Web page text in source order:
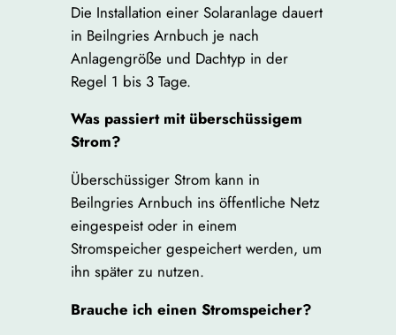
Die Installation einer Solaranlage dauert
in Beilngries Arnbuch je nach
Anlagengröße und Dachtyp in der
Regel 1 bis 3 Tage.
Was passiert mit überschüssigem
Strom?
Überschüssiger Strom kann in
Beilngries Arnbuch ins öffentliche Netz
eingespeist oder in einem
Stromspeicher gespeichert werden, um
ihn später zu nutzen.
Brauche ich einen Stromspeicher?